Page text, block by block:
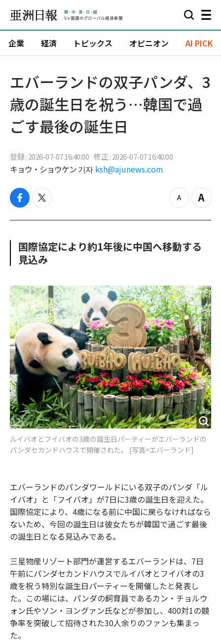
企業 経済 トピックス オピニオン AI PICK
エバーランドの双子パンダ、3
歳の誕生日を祝う…韓国で過
ごす最後の誕生日
登録 : 2026-07-07 16:40:00 修正 : 2026-07-07 16:40:00
キョウ・ショウケン 기자 ksh@ajunews.com
f
c
o
o
k
t
i
e
r
z
o
u
Z
o
国際協定により約1年後に中国へ移動する
見込み
ルイバオとフイバオの3歳の誕生日パーティーがエバーランドの
パンダセカンドハウスで開催された。 [写真=エバーランド]
エバーランドのパンダワールドにいる双子のパンダ「ル
イバオ」と「フイバオ」が7日に3歳の誕生日を迎えた。
国際協定により、4歳になる前に中国に戻らなければなら
ないため、今回の誕生日は彼女たちが韓国で過ごす最後
の誕生日となる見込みである。
三星物産リゾート部門が運営するエバーランドは、7日
午前にパンダセカンドハウスでルイバオとフイバオの3
歳を祝う特別な誕生日パーティーを開催したと発表し
た。この場には、パンダの飼育員であるカン・チョルウ
ォン氏やソン・ヨングァン氏などが参加し、400対1の競
争率を突破して招待された30人余りのファンも集まっ
た。